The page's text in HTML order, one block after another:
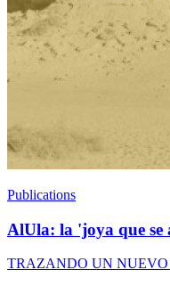
Publications
AlUla: la 'joya que se
TRAZANDO UN NUEVO